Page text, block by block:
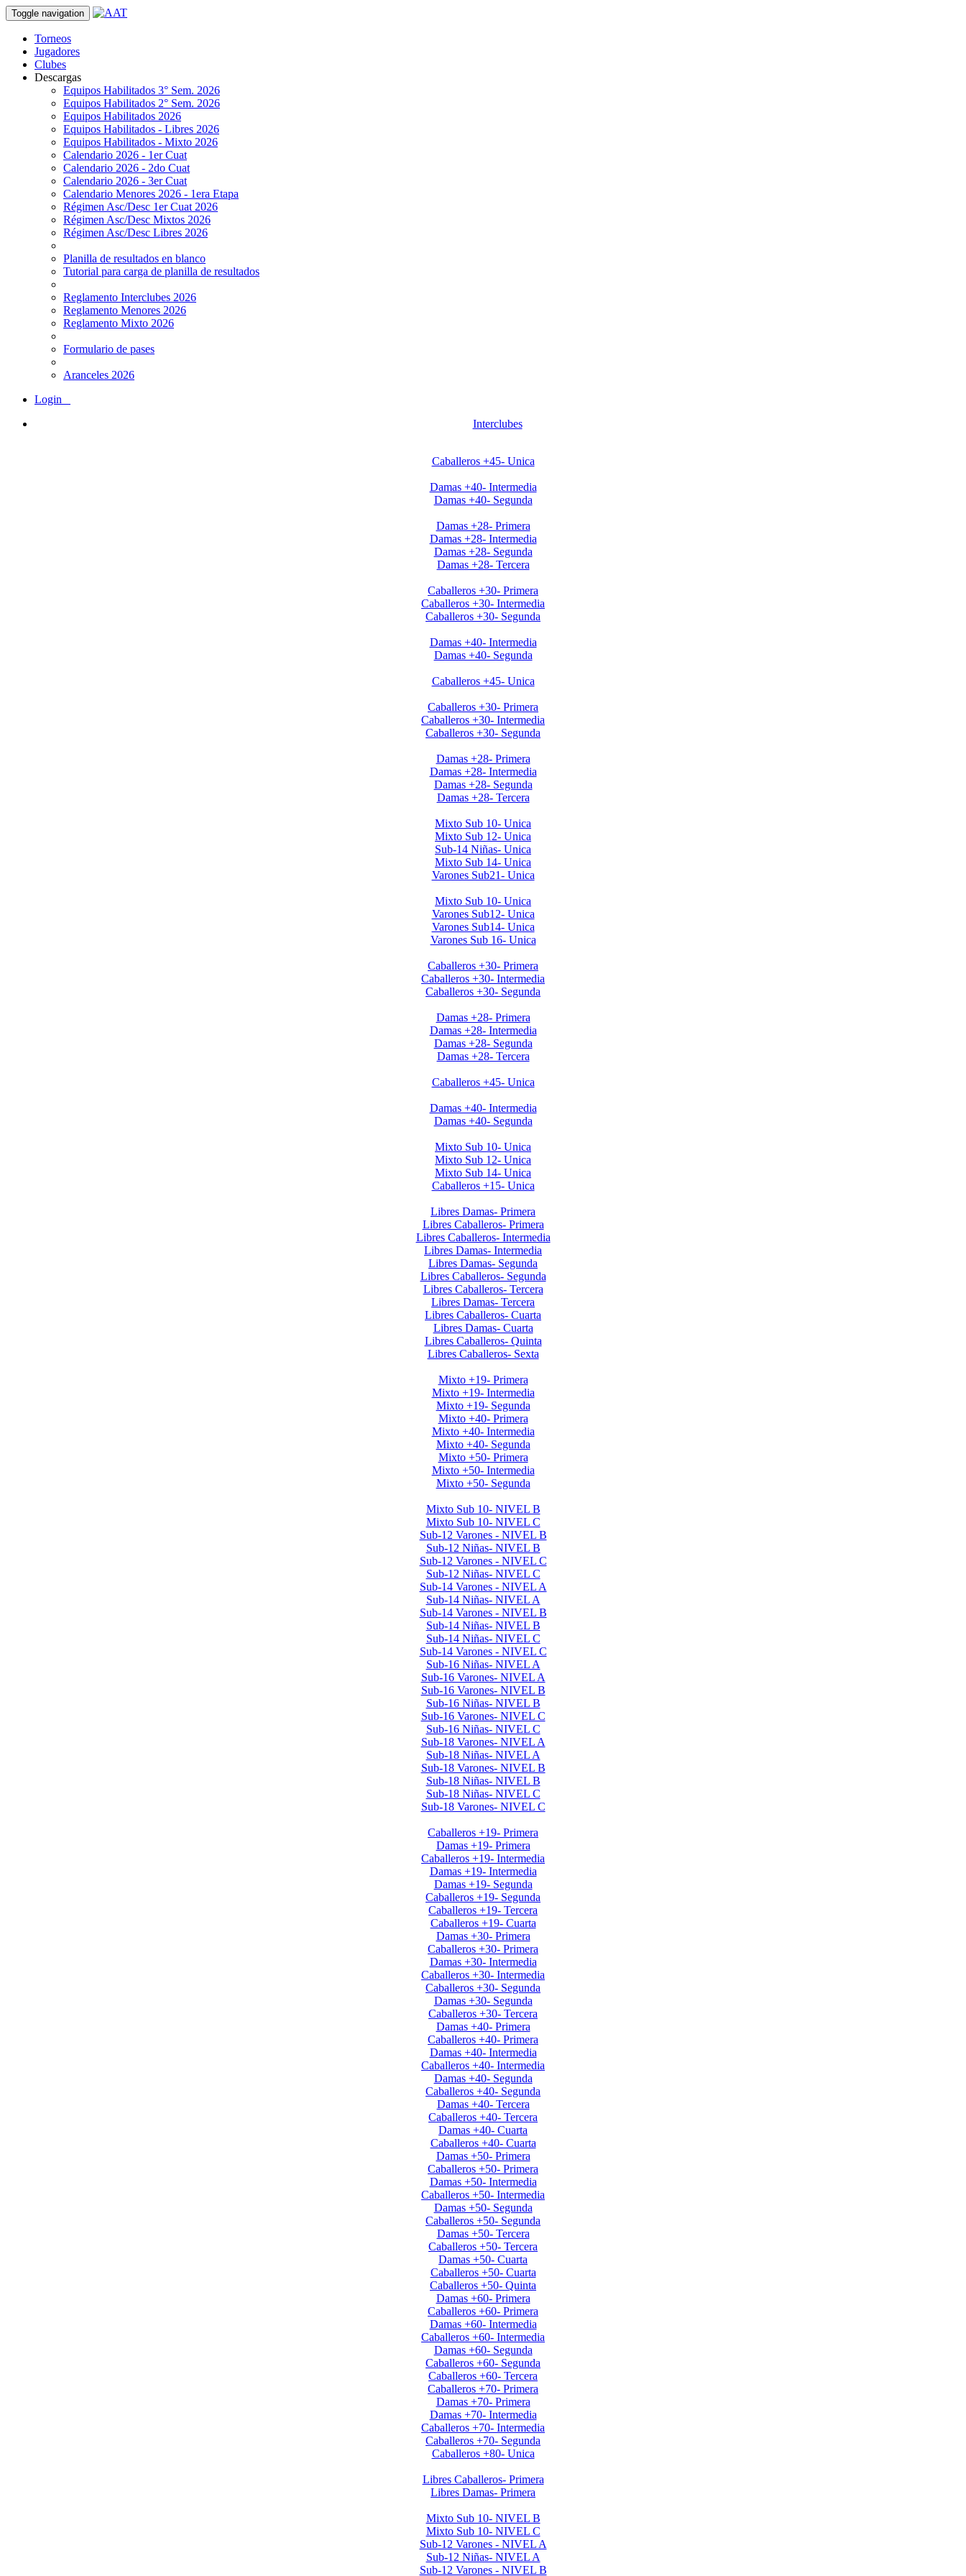
Toggle navigation
Torneos
Jugadores
Clubes
Descargas
Equipos Habilitados 3° Sem. 2026
Equipos Habilitados 2° Sem. 2026
Equipos Habilitados 2026
Equipos Habilitados - Libres 2026
Equipos Habilitados - Mixto 2026
Calendario 2026 - 1er Cuat
Calendario 2026 - 2do Cuat
Calendario 2026 - 3er Cuat
Calendario Menores 2026 - 1era Etapa
Régimen Asc/Desc 1er Cuat 2026
Régimen Asc/Desc Mixtos 2026
Régimen Asc/Desc Libres 2026
Planilla de resultados en blanco
Tutorial para carga de planilla de resultados
Reglamento Interclubes 2026
Reglamento Menores 2026
Reglamento Mixto 2026
Formulario de pases
Aranceles 2026
Login
Interclubes
Caballeros +45- Unica
Damas +40- Intermedia
Damas +40- Segunda
Damas +28- Primera
Damas +28- Intermedia
Damas +28- Segunda
Damas +28- Tercera
Caballeros +30- Primera
Caballeros +30- Intermedia
Caballeros +30- Segunda
Damas +40- Intermedia
Damas +40- Segunda
Caballeros +45- Unica
Caballeros +30- Primera
Caballeros +30- Intermedia
Caballeros +30- Segunda
Damas +28- Primera
Damas +28- Intermedia
Damas +28- Segunda
Damas +28- Tercera
Mixto Sub 10- Unica
Mixto Sub 12- Unica
Sub-14 Niñas- Unica
Mixto Sub 14- Unica
Varones Sub21- Unica
Mixto Sub 10- Unica
Varones Sub12- Unica
Varones Sub14- Unica
Varones Sub 16- Unica
Caballeros +30- Primera
Caballeros +30- Intermedia
Caballeros +30- Segunda
Damas +28- Primera
Damas +28- Intermedia
Damas +28- Segunda
Damas +28- Tercera
Caballeros +45- Unica
Damas +40- Intermedia
Damas +40- Segunda
Mixto Sub 10- Unica
Mixto Sub 12- Unica
Mixto Sub 14- Unica
Caballeros +15- Unica
Libres Damas- Primera
Libres Caballeros- Primera
Libres Caballeros- Intermedia
Libres Damas- Intermedia
Libres Damas- Segunda
Libres Caballeros- Segunda
Libres Caballeros- Tercera
Libres Damas- Tercera
Libres Caballeros- Cuarta
Libres Damas- Cuarta
Libres Caballeros- Quinta
Libres Caballeros- Sexta
Mixto +19- Primera
Mixto +19- Intermedia
Mixto +19- Segunda
Mixto +40- Primera
Mixto +40- Intermedia
Mixto +40- Segunda
Mixto +50- Primera
Mixto +50- Intermedia
Mixto +50- Segunda
Mixto Sub 10- NIVEL B
Mixto Sub 10- NIVEL C
Sub-12 Varones - NIVEL B
Sub-12 Niñas- NIVEL B
Sub-12 Varones - NIVEL C
Sub-12 Niñas- NIVEL C
Sub-14 Varones - NIVEL A
Sub-14 Niñas- NIVEL A
Sub-14 Varones - NIVEL B
Sub-14 Niñas- NIVEL B
Sub-14 Niñas- NIVEL C
Sub-14 Varones - NIVEL C
Sub-16 Niñas- NIVEL A
Sub-16 Varones- NIVEL A
Sub-16 Varones- NIVEL B
Sub-16 Niñas- NIVEL B
Sub-16 Varones- NIVEL C
Sub-16 Niñas- NIVEL C
Sub-18 Varones- NIVEL A
Sub-18 Niñas- NIVEL A
Sub-18 Varones- NIVEL B
Sub-18 Niñas- NIVEL B
Sub-18 Niñas- NIVEL C
Sub-18 Varones- NIVEL C
Caballeros +19- Primera
Damas +19- Primera
Caballeros +19- Intermedia
Damas +19- Intermedia
Damas +19- Segunda
Caballeros +19- Segunda
Caballeros +19- Tercera
Caballeros +19- Cuarta
Damas +30- Primera
Caballeros +30- Primera
Damas +30- Intermedia
Caballeros +30- Intermedia
Caballeros +30- Segunda
Damas +30- Segunda
Caballeros +30- Tercera
Damas +40- Primera
Caballeros +40- Primera
Damas +40- Intermedia
Caballeros +40- Intermedia
Damas +40- Segunda
Caballeros +40- Segunda
Damas +40- Tercera
Caballeros +40- Tercera
Damas +40- Cuarta
Caballeros +40- Cuarta
Damas +50- Primera
Caballeros +50- Primera
Damas +50- Intermedia
Caballeros +50- Intermedia
Damas +50- Segunda
Caballeros +50- Segunda
Damas +50- Tercera
Caballeros +50- Tercera
Damas +50- Cuarta
Caballeros +50- Cuarta
Caballeros +50- Quinta
Damas +60- Primera
Caballeros +60- Primera
Damas +60- Intermedia
Caballeros +60- Intermedia
Damas +60- Segunda
Caballeros +60- Segunda
Caballeros +60- Tercera
Caballeros +70- Primera
Damas +70- Primera
Damas +70- Intermedia
Caballeros +70- Intermedia
Caballeros +70- Segunda
Caballeros +80- Unica
Libres Caballeros- Primera
Libres Damas- Primera
Mixto Sub 10- NIVEL B
Mixto Sub 10- NIVEL C
Sub-12 Varones - NIVEL A
Sub-12 Niñas- NIVEL A
Sub-12 Varones - NIVEL B